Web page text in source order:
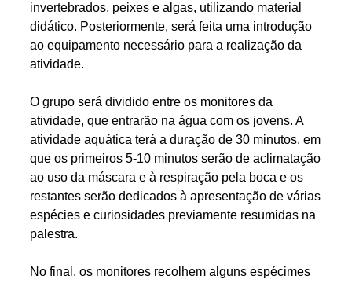
invertebrados, peixes e algas, utilizando material
didático. Posteriormente, será feita uma introdução
ao equipamento necessário para a realização da
atividade.
O grupo será dividido entre os monitores da
atividade, que entrarão na água com os jovens. A
atividade aquática terá a duração de 30 minutos, em
que os primeiros 5-10 minutos serão de aclimatação
ao uso da máscara e à respiração pela boca e os
restantes serão dedicados à apresentação de várias
espécies e curiosidades previamente resumidas na
palestra.
No final, os monitores recolhem alguns espécimes